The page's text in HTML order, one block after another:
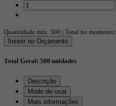
Quantidade mín: 500 | Total no momento:
Inserir no Orçamento
Total Geral: 500 unidades
Descrição
Modo de usar
Mais informações